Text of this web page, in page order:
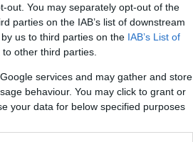
out. You may separately opt-out of the
parties on the IAB’s list of downstream
us to third parties on the IAB’s List of
other third parties.
services and may gather and store
behaviour. You may click to grant or
your data for below specified purposes